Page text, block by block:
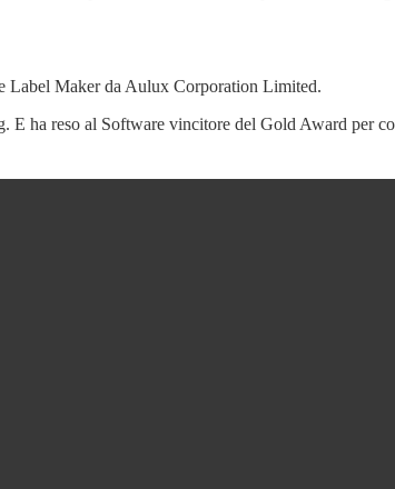
Label Maker da Aulux Corporation Limited.
ha reso al Software vincitore del Gold Award per